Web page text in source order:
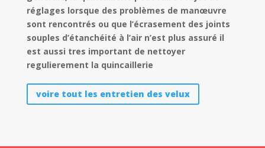
réglages lorsque des problèmes de manœuvre
sont rencontrés ou que l’écrasement des joints
souples d’étanchéité à l’air n’est plus assuré il
est aussi tres important de nettoyer
regulierement la quincaillerie
voire tout les entretien des velux